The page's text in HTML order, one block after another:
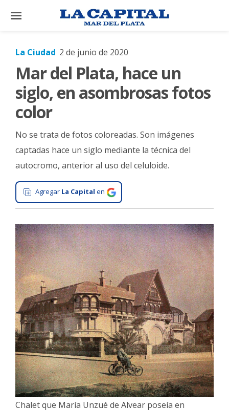
×
El
País
Mundo
La
Zona
Cultura
Tecnología
Gastronomía
Salud
Interés
General
La
Ciudad
Deportes
Arte
y
Espectáculos
Policiales
Cartelera
Fotos
La Ciudad 2 de junio de 2020
Mar del Plata, hace un
siglo, en asombrosas fotos
color
No se trata de fotos coloreadas. Son imágenes
captadas hace un siglo mediante la técnica del
autocromo, anterior al uso del celuloide.
Agregar La Capital en
Chalet que María Unzué de Alvear poseía en